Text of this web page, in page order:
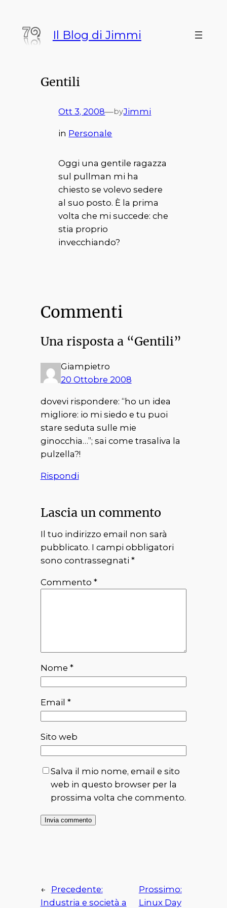
contenuto
Il Blog di Jimmi
Gentili
Ott 3, 2008—byJimmi
in Personale
Oggi una gentile ragazza
sul pullman mi ha
chiesto se volevo sedere
al suo posto. È la prima
volta che mi succede: che
stia proprio
invecchiando?
Commenti
Una risposta a “Gentili”
Giampietro
20 Ottobre 2008
dovevi rispondere: “ho un idea
migliore: io mi siedo e tu puoi
stare seduta sulle mie
ginocchia…”; sai come trasaliva la
pulzella?!
Rispondi
Lascia un commento
Il tuo indirizzo email non sarà
pubblicato. I campi obbligatori
sono contrassegnati *
Commento *
Nome *
Email *
Sito web
Salva il mio nome, email e sito
web in questo browser per la
prossima volta che commento.
←
Precedente:
Industria e società a
Prossimo:
Linux Day